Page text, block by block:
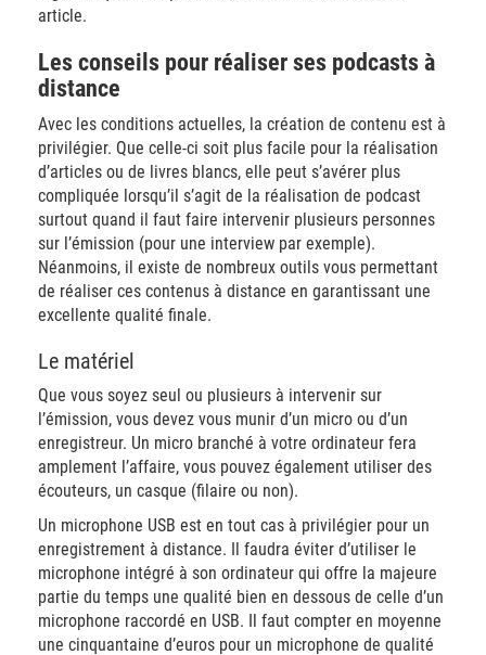
article.
Les conseils pour réaliser ses podcasts à
distance
Avec les conditions actuelles, la création de contenu est à
privilégier. Que celle-ci soit plus facile pour la réalisation
d’articles ou de livres blancs, elle peut s’avérer plus
compliquée lorsqu’il s’agit de la réalisation de podcast
surtout quand il faut faire intervenir plusieurs personnes
sur l’émission (pour une interview par exemple).
Néanmoins, il existe de nombreux outils vous permettant
de réaliser ces contenus à distance en garantissant une
excellente qualité finale.
Le matériel
Que vous soyez seul ou plusieurs à intervenir sur
l’émission, vous devez vous munir d’un micro ou d’un
enregistreur. Un micro branché à votre ordinateur fera
amplement l’affaire, vous pouvez également utiliser des
écouteurs, un casque (filaire ou non).
Un microphone USB est en tout cas à privilégier pour un
enregistrement à distance. Il faudra éviter d’utiliser le
microphone intégré à son ordinateur qui offre la majeure
partie du temps une qualité bien en dessous de celle d’un
microphone raccordé en USB. Il faut compter en moyenne
une cinquantaine d’euros pour un microphone de qualité